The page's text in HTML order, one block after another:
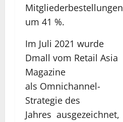
Mitgliederbestellungen
um 41 %.
Im Juli 2021 wurde
Dmall vom Retail Asia
Magazine
als Omnichannel-
Strategie des
Jahres ausgezeichnet,